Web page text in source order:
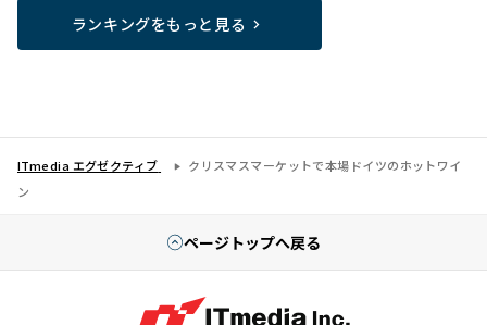
ランキングをもっと見る
ITmedia エグゼクティブ
クリスマスマーケットで本場ドイツのホットワイ
ン
ページトップへ戻る